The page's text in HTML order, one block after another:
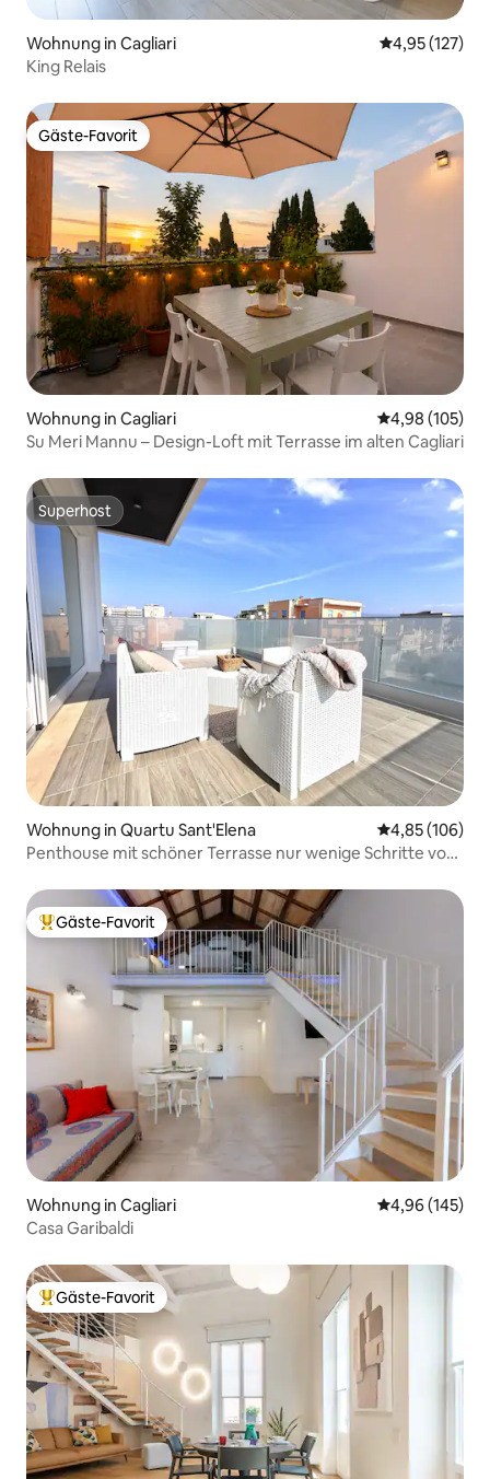
Wohnung in Cagliari
4,95 (127)
King Relais
Gäste-Favorit
Gäste-Favorit
Wohnung in Cagliari
4,98 (105)
Su Meri Mannu – Design-Loft mit Terrasse im alten Cagliari
Superhost
Superhost
Wohnung in Quartu Sant'Elena
4,85 (106)
Penthouse mit schöner Terrasse nur wenige Schritte vom
Beliebter Gäste-Favorit.
Gäste-Favorit
Wohnung in Cagliari
4,96 (145)
Casa Garibaldi
Beliebter Gäste-Favorit.
Gäste-Favorit